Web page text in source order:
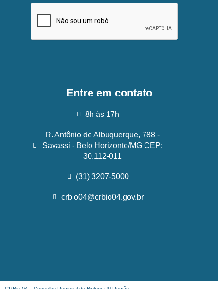
Entre em contato
8h às 17h
R. Antônio de Albuquerque, 788 -
Savassi - Belo Horizonte/MG CEP:
30.112-011
(31) 3207-5000
crbio04@crbio04.gov.br